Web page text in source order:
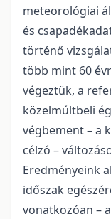
meteorológiai
és
történő
több mint 60
végeztük, a
közelmúltbeli
végbement – a
célzó –
Eredményeink
időszak
vonatkozóan –